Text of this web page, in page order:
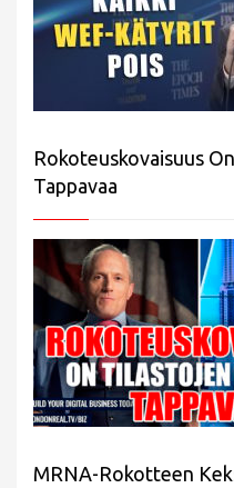
Rokoteuskovaisuus
Tappavaa
MRNA-Rokotteen